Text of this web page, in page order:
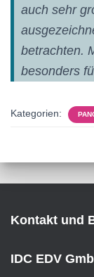
auch sehr
betrachten.
besonders
Kategorien:
Kontakt und
IDC EDV